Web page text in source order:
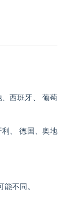
、西班牙、 葡萄
利、 德国、奥地
不同。